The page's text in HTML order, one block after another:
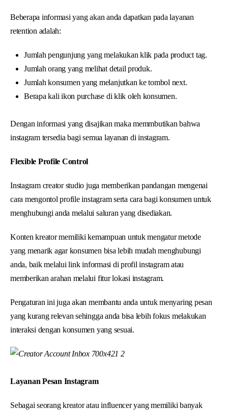
Beberapa informasi yang akan anda dapatkan pada layanan
retention adalah:
Jumlah pengunjung yang melakukan klik pada product tag.
Jumlah orang yang melihat detail produk.
Jumlah konsumen yang melanjutkan ke tombol next.
Berapa kali ikon purchase di klik oleh konsumen.
Dengan informasi yang disajikan maka memmbutikan bahwa
instagram tersedia bagi semua layanan di instagram.
Flexible Profile Control
Instagram creator studio juga memberikan pandangan mengenai
cara mengontol profile instagram serta cara bagi konsumen untuk
menghubungi anda melalui saluran yang disediakan.
Konten kreator memiliki kemampuan untuk mengatur metode
yang menarik agar konsumen bisa lebih mudah menghubungi
anda, baik melalui link informasi di profil instagram atau
memberikan arahan melalui fitur lokasi instagram.
Pengaturan ini juga akan membantu anda untuk menyaring pesan
yang kurang relevan sehingga anda bisa lebih fokus melakukan
interaksi dengan konsumen yang sesuai.
Layanan Pesan Instagram
Sebagai seorang kreator atau influencer yang memiliki banyak